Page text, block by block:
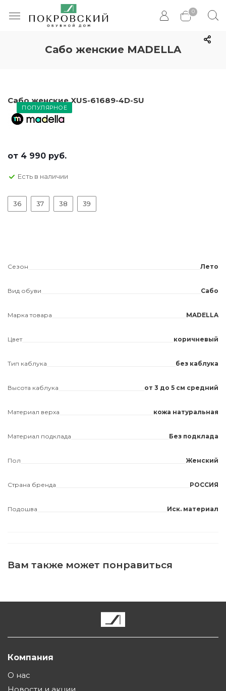
0
Сабо женские MADELLA
ПОПУЛЯРНОЕ
Сабо женские XUS-61689-4D-SU
от 4 990 руб.
Есть в наличии
36 37 38 39
Сезон Лето
Вид обуви Сабо
Марка товара MADELLA
Цвет коричневый
Тип каблука без каблука
Высота каблука от 3 до 5 см средний
Материал верха кожа натуральная
Материал подклада Без подклада
Пол Женский
Страна бренда РОССИЯ
Подошва Иск. материал
Вам также может понравиться
Компания
О нас